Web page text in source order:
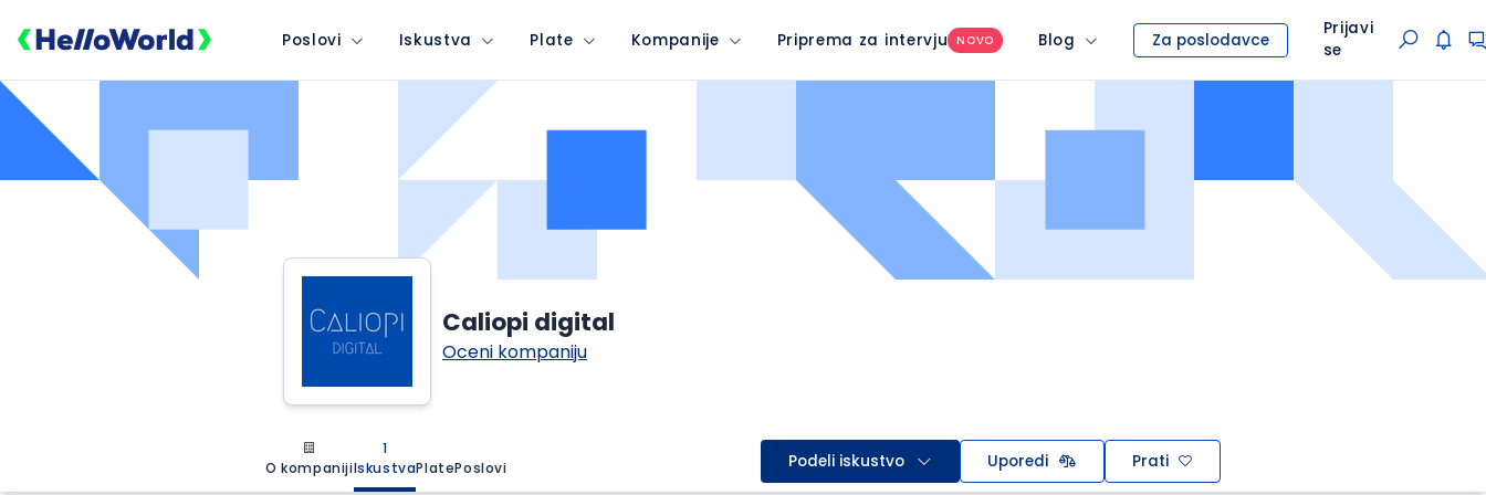
Poslovi Iskustva Plate Kompanije Priprema za intervju NOVO Blog Za poslodavce
Prijavi
se
Caliopi digital
Oceni kompaniju
O kompaniji
1
IskustvaPlatePoslovi Podeli iskustvo Uporedi Prati